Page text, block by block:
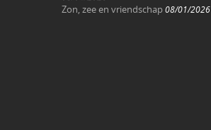
Zon, zee en vriendschap 08/01/2026